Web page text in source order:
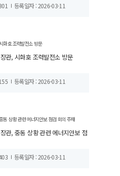
등록일자 : 2026-03-11
관, 시화호 조력발전소 방문
등록일자 : 2026-03-11
관, 중동 상황 관련 에너지안보 점
등록일자 : 2026-03-11